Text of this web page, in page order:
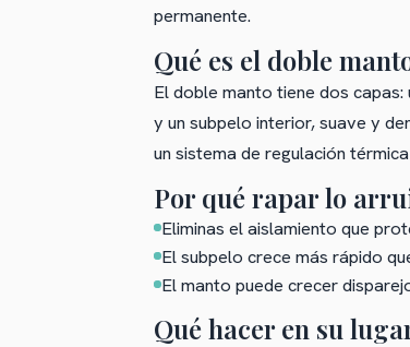
permanente.
Qué es el doble
El doble manto tiene dos
y un subpelo interior, suave y
un sistema de regulación
Por qué rapar lo
Eliminas el aislamiento que
El subpelo crece más rápido
El manto puede crecer
Qué hacer en su